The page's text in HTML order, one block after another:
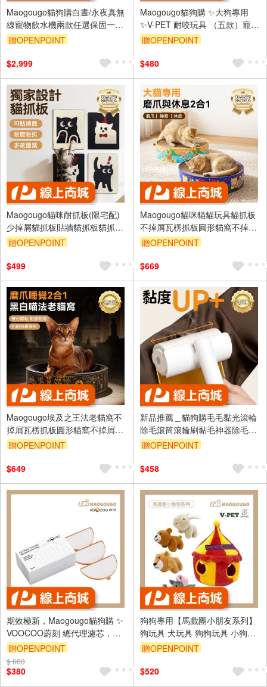
Maogougo貓狗購白晝/永夜真無
線寵物飲水機兩款任選保固一年
寵物飲水機貓咪飲水機狗貓咪
贈OPENPOINT
$2,999
Maogougo貓狗購 ✨大狗專用
✨V-PET 耐咬玩具 （五款）寵物
玩具 狗玩具 狗狗玩具 發聲玩具
贈OPENPOINT
$480
Maogougo貓咪耐抓板(限宅配)
少掉屑貓抓板貼牆貓抓板貓抓板
貓玩具高磅數瓦楞貓抓板
贈OPENPOINT
$499
Maogougo貓咪貓貓玩具貓抓板
不掉屑瓦楞抓板圓形貓窩不掉屑
貓抓板貓抓窩貓窩貓
贈OPENPOINT
$669
Maogougo埃及之王法老貓窩不
掉屑瓦楞抓板圓形貓窩不掉屑貓
抓板貓抓窩碗型貓抓板貓抓板貓
贈OPENPOINT
$649
新品推薦＿貓狗購毛毛黏光滾輪
除毛滾筒滾輪刷黏毛神器除毛梳
靜電除毛梳廢毛梳
贈OPENPOINT
$458
期效極新，Maogougo貓狗購 ✨
VOOCOO蔚刻 總代理濾芯，勿
購買非總代理濾芯，避免毛孩不
適，寵物飲水機濾芯套裝
贈OPENPOINT
$ 600
$380
狗狗專用【馬戲團小朋友系列】
狗玩具 犬玩具 狗狗玩具 小狗玩
具 狗娃娃 寵物 發聲玩具 V-PET
贈OPENPOINT
$520